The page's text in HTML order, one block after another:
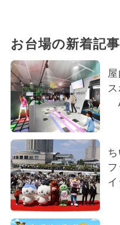
お台場の新着記事